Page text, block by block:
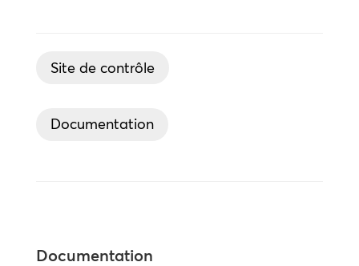
Site de contrôle
Documentation
Documentation